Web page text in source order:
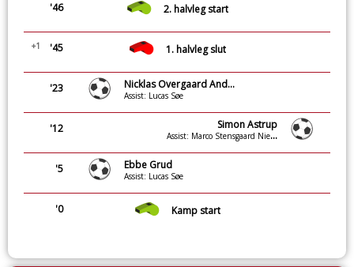
'46 2. halvleg start
'45
+1 1. halvleg slut
'23 Nicklas Overgaard Andersen
Assist: Lucas Søe
'12 Simon Astrup
Assist: Marco Stensgaard Nielsen
'5 Ebbe Grud
Assist: Lucas Søe
'0 Kamp start